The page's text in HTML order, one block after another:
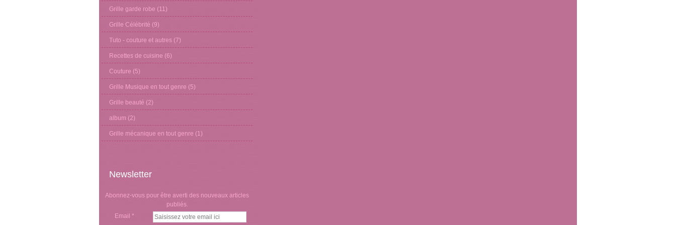
Grille garde robe (11)
Grille Célébrité (9)
Tuto - couture et autres (7)
Recettes de cuisine (6)
Couture (5)
Grille Musique en tout genre (5)
Grille beauté (2)
album (2)
Grille mécanique en tout genre (1)
Newsletter
Abonnez-vous pour être averti des nouveaux articles
publiés.
Email